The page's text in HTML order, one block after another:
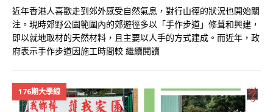
近年香港人喜歡走到郊外感受自然氣息，對行山徑的狀況也開始關
注。現時郊野公園範圍內的郊遊徑多以「手作步道」修葺和興建，
即以就地取材的天然材料，且主要以人手的方式建成。而近年，政
府表示手作步道因施工時間較 繼續閱讀
176期大學線